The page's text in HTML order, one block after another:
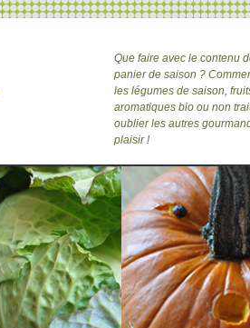
Que faire avec le contenu
panier de saison ?
les légumes de saison,
aromatiques bio ou non
oublier les autres
plaisir !